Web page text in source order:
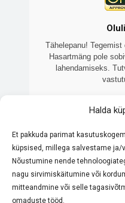
Halda
Et pakkuda parimat
küpsised, millega salvestame
Nõustumine nende
nagu sirvimiskäitumine või
mitteandmine või selle
omaduste tööd.
Tähelepanu! Tegemist
Hasartmäng pole
lahendamiseks.
(registrikood:
ja tutvustamisele. Meie
Eesti Maksu- ja
konkreetse kasiino
mängimist.
probleemide